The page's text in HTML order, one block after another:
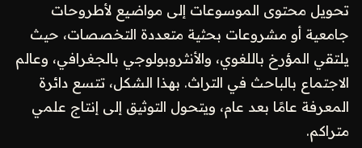
تحويل محتوى الموسوعات إلى مواضيع لأطروحات
جامعية أو مشروعات بحثية متعددة التخصصات، حيث
يلتقي المؤرخ باللغوي، والأنثروبولوجي بالجغرافي، وعالم
الاجتماع بالباحث في التراث. بهذا الشكل، تتسع دائرة
المعرفة عامًا بعد عام، ويتحول التوثيق إلى إنتاج علمي
متراكم.